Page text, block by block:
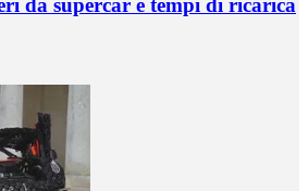
da supercar e tempi di ricarica